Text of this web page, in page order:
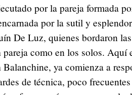
por la pareja formada
por la sutil y
De Luz, quienes bordaron
como en los solos. Aquí
ya comienza a
de técnica, poco